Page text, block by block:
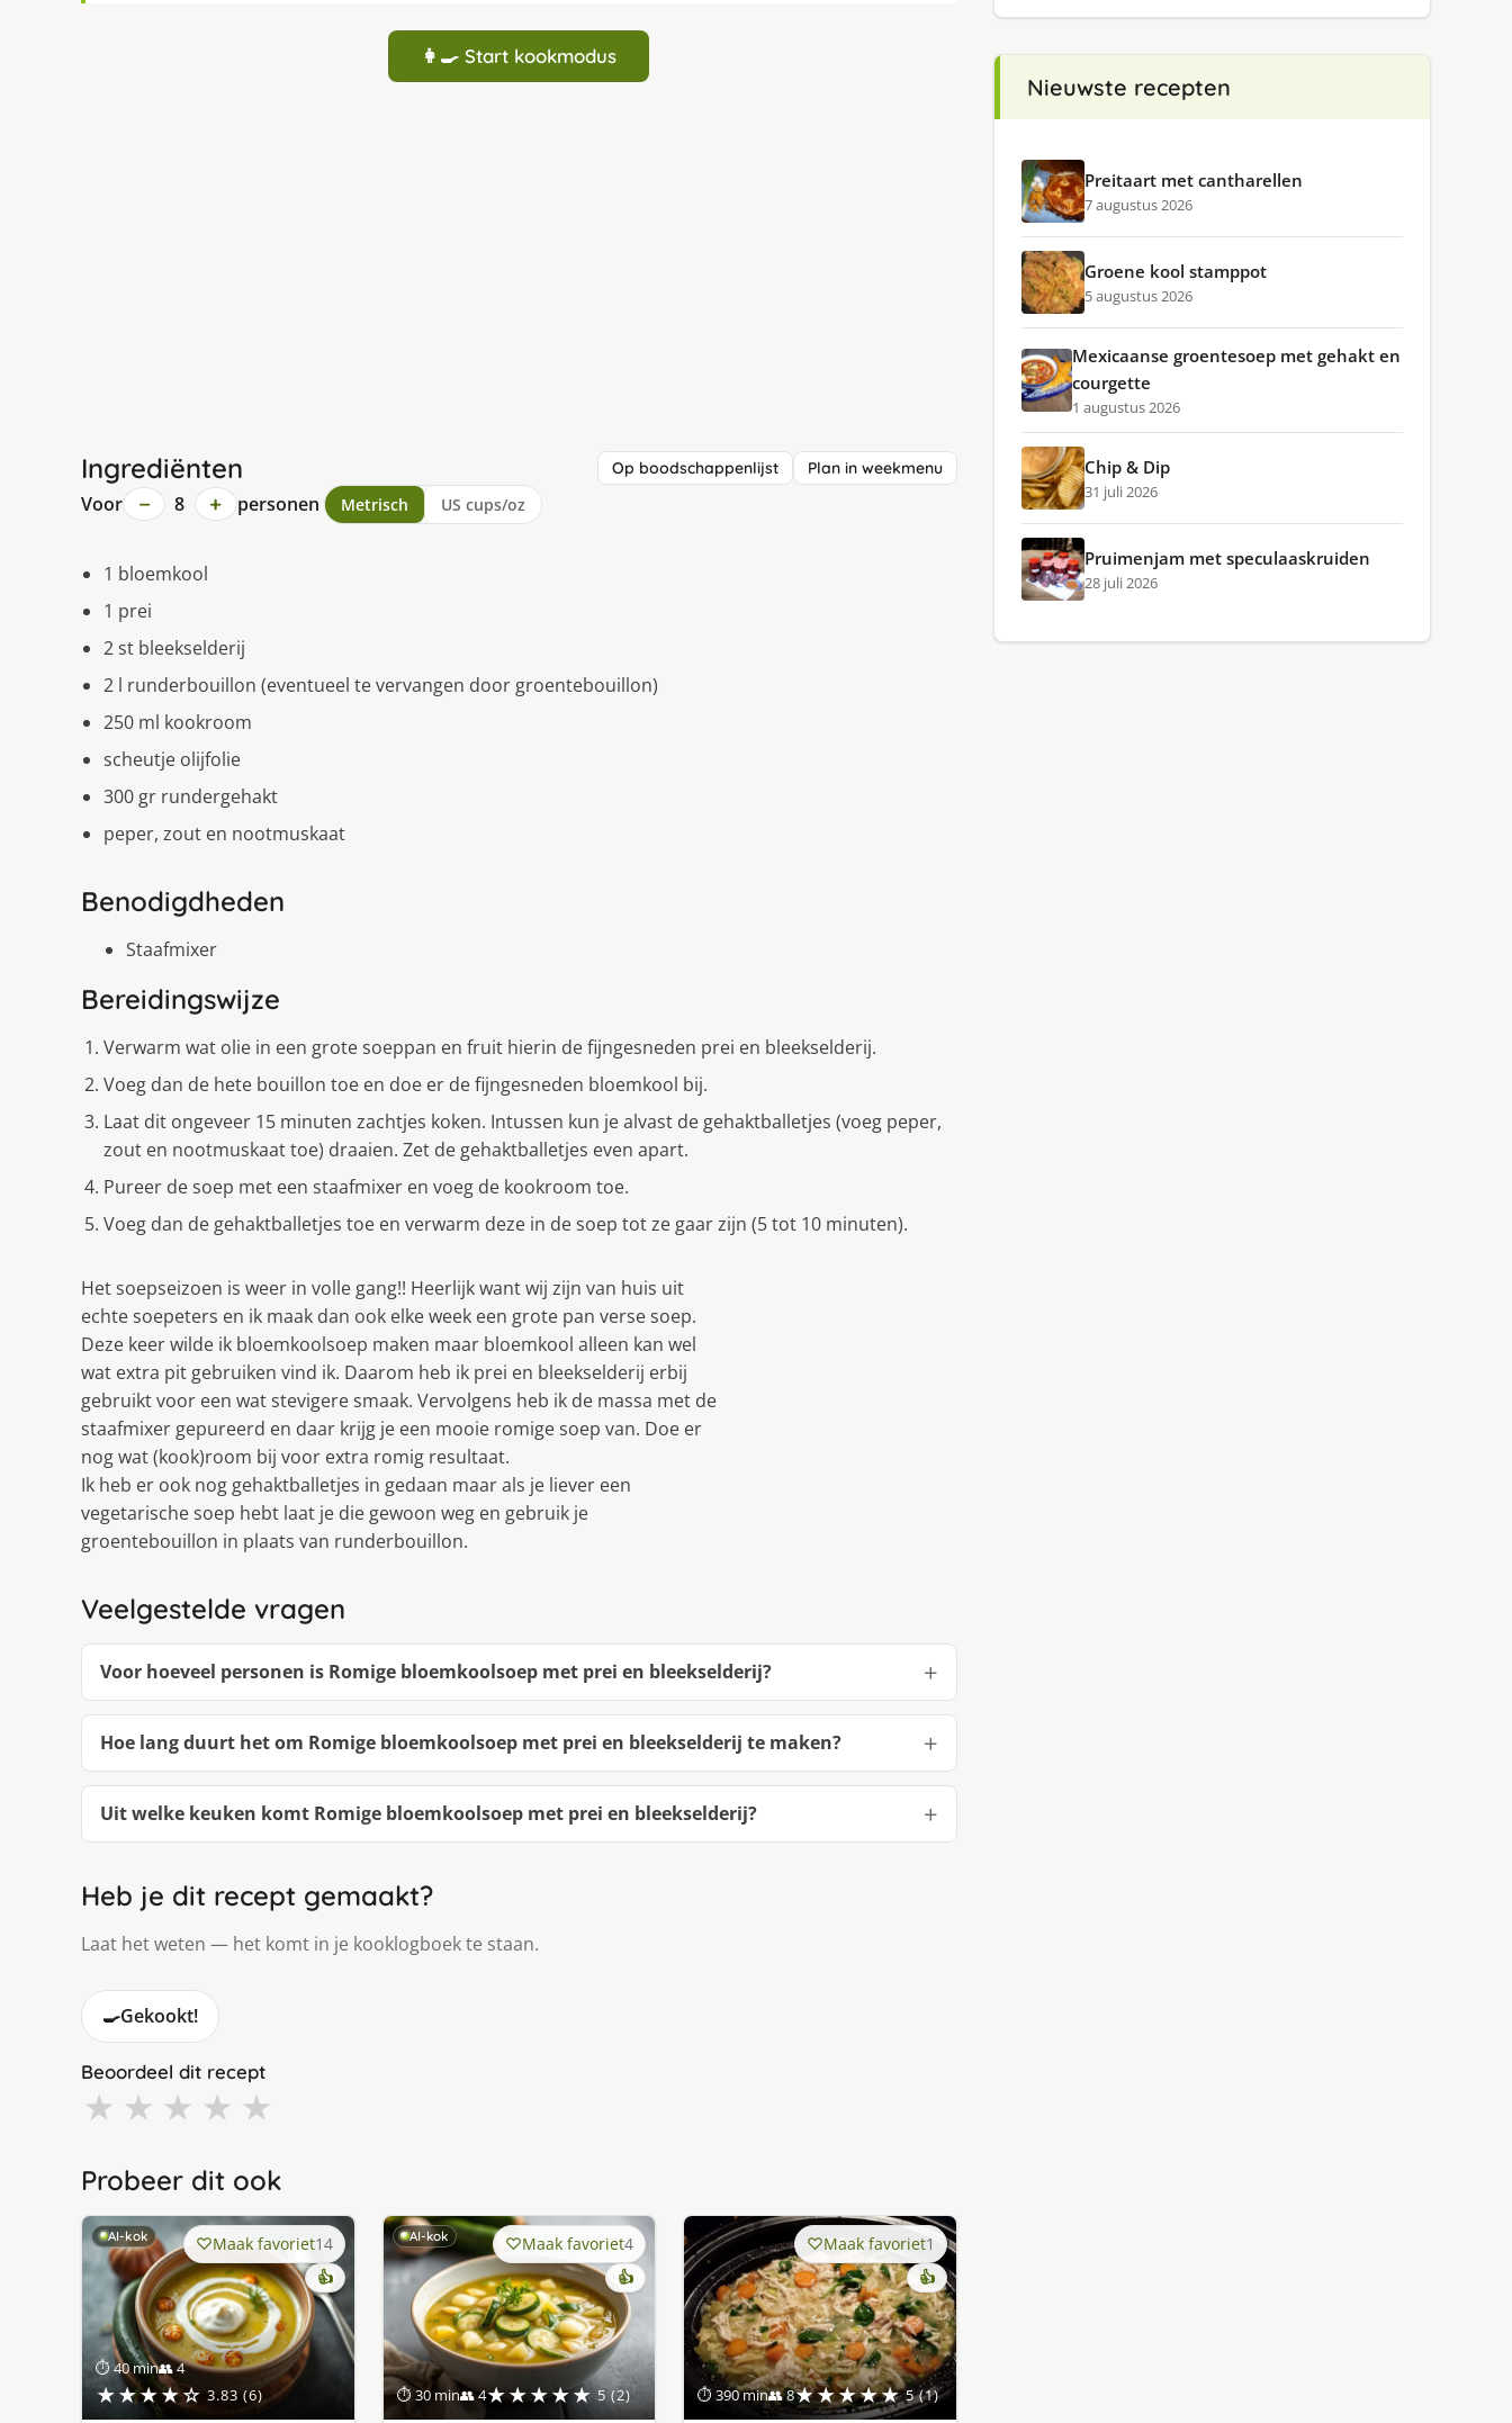
👩‍🍳 Start kookmodus
Ingrediënten Op boodschappenlijst Plan in weekmenu
Voor − 8 + personen Metrisch US cups/oz
1 bloemkool
1 prei
2 st bleekselderij
2 l runderbouillon (eventueel te vervangen door groentebouillon)
250 ml kookroom
scheutje olijfolie
300 gr rundergehakt
peper, zout en nootmuskaat
Benodigdheden
Staafmixer
Bereidingswijze
Verwarm wat olie in een grote soeppan en fruit hierin de fijngesneden prei en bleekselderij.
Voeg dan de hete bouillon toe en doe er de fijngesneden bloemkool bij.
Laat dit ongeveer 15 minuten zachtjes koken. Intussen kun je alvast de gehaktballetjes (voeg peper,
zout en nootmuskaat toe) draaien. Zet de gehaktballetjes even apart.
Pureer de soep met een staafmixer en voeg de kookroom toe.
Voeg dan de gehaktballetjes toe en verwarm deze in de soep tot ze gaar zijn (5 tot 10 minuten).
Het soepseizoen is weer in volle gang!! Heerlijk want wij zijn van huis uit
echte soepeters en ik maak dan ook elke week een grote pan verse soep.
Deze keer wilde ik bloemkoolsoep maken maar bloemkool alleen kan wel
wat extra pit gebruiken vind ik. Daarom heb ik prei en bleekselderij erbij
gebruikt voor een wat stevigere smaak. Vervolgens heb ik de massa met de
staafmixer gepureerd en daar krijg je een mooie romige soep van. Doe er
nog wat (kook)room bij voor extra romig resultaat.
Ik heb er ook nog gehaktballetjes in gedaan maar als je liever een
vegetarische soep hebt laat je die gewoon weg en gebruik je
groentebouillon in plaats van runderbouillon.
Veelgestelde vragen
Voor hoeveel personen is Romige bloemkoolsoep met prei en bleekselderij?
Hoe lang duurt het om Romige bloemkoolsoep met prei en bleekselderij te maken?
Uit welke keuken komt Romige bloemkoolsoep met prei en bleekselderij?
Heb je dit recept gemaakt?
Laat het weten — het komt in je kooklogboek te staan.
🍳Gekookt!
Beoordeel dit recept
★ ★ ★ ★ ★
Probeer dit ook
AI-kok
⏱ 40 min👥 4
★★★★☆ 3.83 (6)
Maak favoriet14
👍
AI-kok
⏱ 30 min👥 4★★★★★ 5 (2)
Maak favoriet4
👍
⏱ 390 min👥 8★★★★★ 5 (1)
Maak favoriet1
👍
Nieuwste recepten
Preitaart met cantharellen
7 augustus 2026
Groene kool stamppot
5 augustus 2026
Mexicaanse groentesoep met gehakt en
courgette
1 augustus 2026
Chip & Dip
31 juli 2026
Pruimenjam met speculaaskruiden
28 juli 2026